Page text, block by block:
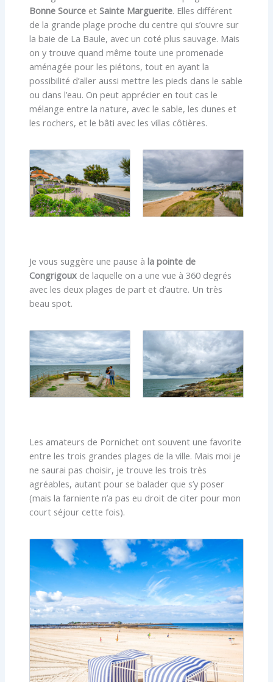
Bonne Sourceet Sainte Marguerite. Elles différent
de la grande plage proche du centre qui s’ouvre sur
la baie de La Baule, avec un coté plus sauvage. Mais
on y trouve quand même toute une promenade
aménagée pour les piétons, tout en ayant la
possibilité d’aller aussi mettre les pieds dans le sable
ou dans l’eau. On peut apprécier en tout cas le
mélange entre la nature, avec le sable, les dunes et
les rochers, et le bâti avec les villas côtières.
Je vous suggère une pause à la pointe de
Congrigouxde laquelle on a une vue à 360 degrés
avec les deux plages de part et d’autre. Un très
beau spot.
Les amateurs de Pornichet ont souvent une favorite
entre les trois grandes plages de la ville. Mais moi je
ne saurai pas choisir, je trouve les trois très
agréables, autant pour se balader que s’y poser
(mais la farniente n’a pas eu droit de citer pour mon
court séjour cette fois).